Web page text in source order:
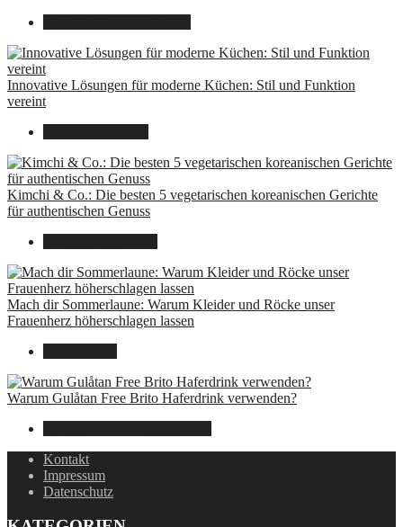
Innovative Lösungen für moderne Küchen: Stil und Funktion
vereint
Kimchi & Co.: Die besten 5 vegetarischen koreanischen Gerichte
für authentischen Genuss
Mach dir Sommerlaune: Warum Kleider und Röcke unser
Frauenherz höherschlagen lassen
Warum Gulåtan Free Brito Haferdrink verwenden?
Kontakt
Impressum
Datenschutz